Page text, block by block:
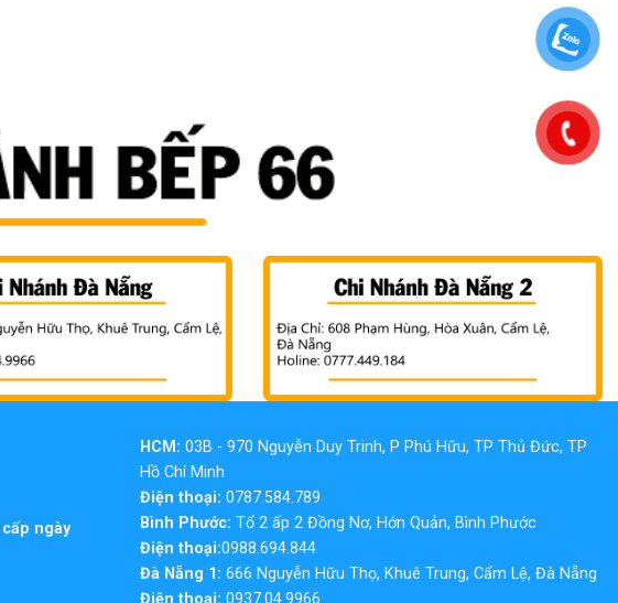
ngày
HCM: 03B - 970 Nguyễn Duy Trinh, P Phú Hữu, TP Thủ Đức, TP
Hồ Chí Minh
Điện thoại: 0787.584.789
Bình Phước: Tổ 2 ấp 2 Đồng Nơ, Hớn Quản, Bình Phước
Điện thoại:0988.694.844
Đà Nẵng 1: 666 Nguyễn Hữu Thọ, Khuê Trung, Cẩm Lệ, Đà Nẵng